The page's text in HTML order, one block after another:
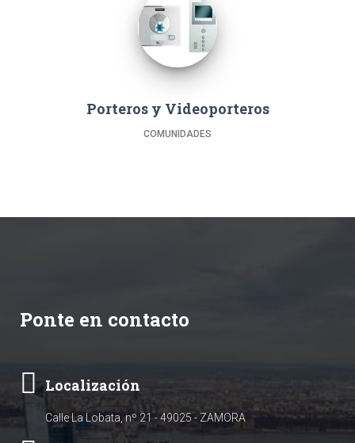
Porteros y Videoporteros
COMUNIDADES
Ponte en contacto
Localización
Calle La Lobata, nº 21 - 49025 - ZAMORA